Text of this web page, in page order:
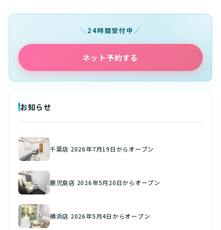
24時間受付中
ネット予約する
お知らせ
千葉店 2026年7月19日からオープン
鹿児島店 2026年5月20日からオープン
横浜店 2026年5月4日からオープン